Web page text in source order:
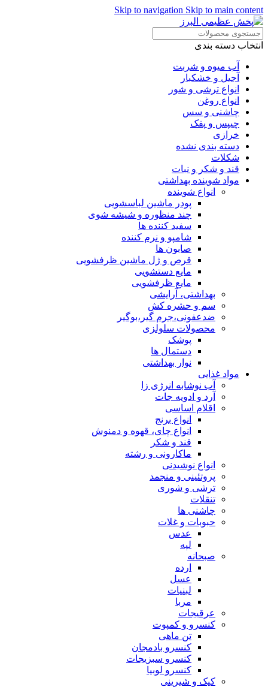
Skip to navigation Skip to main content
انتخاب دسته بندی
آب میوه و شربت
آجیل و خشکبار
انواع ترشی و شور
انواع روغن
چاشنی و سس
چیپس و پفک
خرازی
دسته بندی نشده
شکلات
قند و شکر و نبات
مواد شوینده بهداشتی
انواع شوینده
پودر ماشین لباسشویی
چند منظوره و شیشه شوی
سفید کننده ها
شامپو و نرم کننده
صابون ها
قرص و ژل ماشین ظرفشویی
مایع دستشویی
مایع ظرفشویی
بهداشتی، آرایشی
سم و حشره کش
ضدعفونی،جرم گیر،بوگیر
محصولات سلولزی
پوشک
دستمال ها
نوار بهداشتی
مواد غذایی
آب نوشابه انرژی زا
آرد و ادویه جات
اقلام اساسی
انواع برنج
انواع چای، قهوه و دمنوش
قند و شکر
ماکارونی و رشته
انواع نوشیدنی
پروتئینی و منجمد
ترشی و شوری
تنقلات
چاشنی ها
حبوبات و غلات
عدس
لپه
صبحانه
ارده
عسل
لبنیات
مربا
عرقیجات
کنسرو و کمپوت
تن ماهی
کنسرو بادمجان
کنسرو سبزیجات
کنسرو لوبیا
کیک و شیرینی